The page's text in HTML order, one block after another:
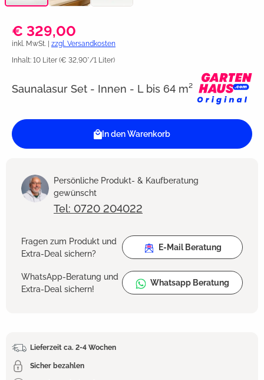
€ 329,00
inkl. MwSt. | zzgl. Versandkosten
Inhalt: 10 Liter (€ 32,90*/1 Liter)
Saunalasur Set - Innen - L bis 64 m²
In den Warenkorb
Persönliche Produkt- & Kaufberatung
gewünscht
Tel: 0720 204022
Fragen zum Produkt und
Extra-Deal sichern?
E-Mail Beratung
WhatsApp-Beratung und
Extra-Deal sichern!
Whatsapp Beratung
Lieferzeit ca. 2-4 Wochen
Sicher bezahlen